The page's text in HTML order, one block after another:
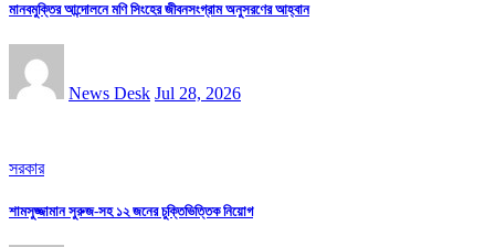
মানবমুক্তির আন্দোলনে মণি সিংহের জীবনসংগ্রাম অনুসরণের আহ্বান
News Desk Jul 28, 2026
সরকার
শামসুজ্জামান সুরুজ-সহ ১২ জনের চুক্তিভিত্তিক নিয়োগ